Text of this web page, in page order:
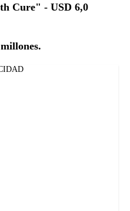
Cure" - USD 6,0